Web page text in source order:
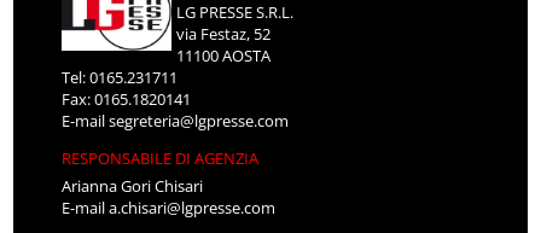
LG PRESSE S.R.L.
via Festaz, 52
11100 AOSTA
Tel: 0165.231711
Fax: 0165.1820141
E-mailsegreteria@lgpresse.com
RESPONSABILE DI AGENZIA
Arianna Gori Chisari
E-maila.chisari@lgpresse.com